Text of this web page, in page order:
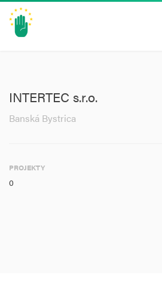
INTERTEC s.r.o.
Banská Bystrica
PROJEKTY
0